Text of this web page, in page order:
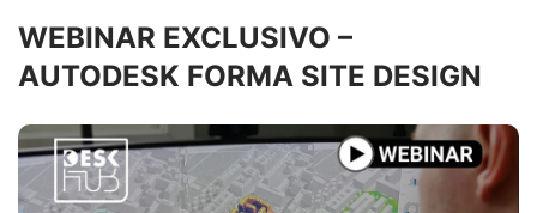
WEBINAR EXCLUSIVO –
AUTODESK FORMA SITE DESIGN